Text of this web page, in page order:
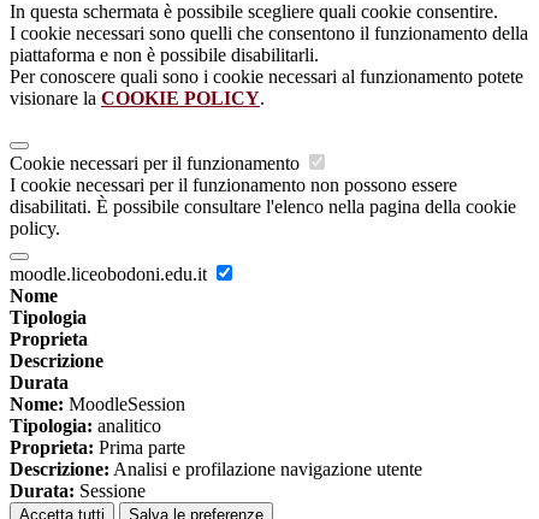
In questa schermata è possibile scegliere quali cookie consentire.
I cookie necessari sono quelli che consentono il funzionamento della
piattaforma e non è possibile disabilitarli.
Per conoscere quali sono i cookie necessari al funzionamento potete
visionare la COOKIE POLICY.
Cookie necessari per il funzionamento
I cookie necessari per il funzionamento non possono essere
disabilitati. È possibile consultare l'elenco nella pagina della cookie
policy.
moodle.liceobodoni.edu.it
Nome
Tipologia
Proprieta
Descrizione
Durata
Nome: MoodleSession
Tipologia: analitico
Proprieta: Prima parte
Descrizione: Analisi e profilazione navigazione utente
Durata: Sessione
Accetta tutti Salva le preferenze